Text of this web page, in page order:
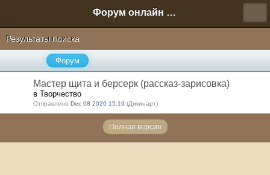
Форум онлайн игры "Новая Эра" (Нюра Биз)
Результаты поиска
Форум
Мастер щита и берсерк (рассказ-зарисовка)
в Творчество
Отправлено Dec 08 2020 15:19 (Дикинарт)
Полная версия